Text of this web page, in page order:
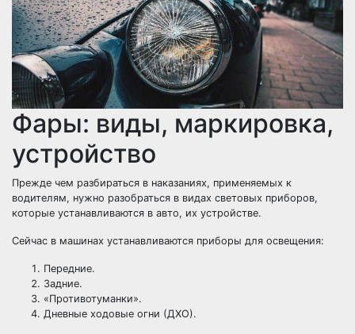
Фары: виды, маркировка,
устройство
Прежде чем разбираться в наказаниях, применяемых к
водителям, нужно разобраться в видах световых приборов,
которые устанавливаются в авто, их устройстве.
Сейчас в машинах устанавливаются приборы для освещения:
Передние.
Задние.
«Противотуманки».
Дневные ходовые огни (ДХО).